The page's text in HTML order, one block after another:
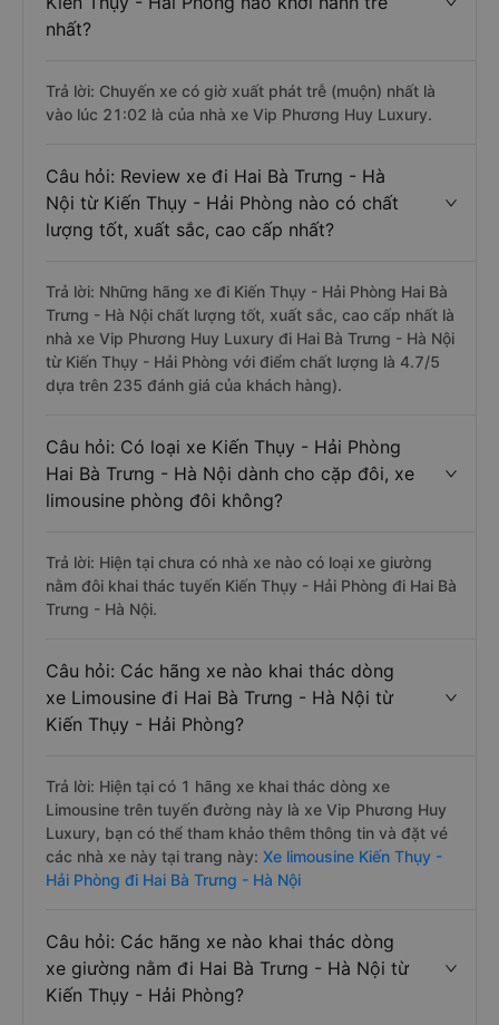
nhất?
Trả lời: Chuyến xe có giờ xuất phát trễ (muộn) nhất là
vào lúc 21:02 là của nhà xe Vip Phương Huy Luxury.
Câu hỏi: Review xe đi Hai Bà Trưng - Hà
Nội từ Kiến Thụy - Hải Phòng nào có chất
lượng tốt, xuất sắc, cao cấp nhất?
Trả lời: Những hãng xe đi Kiến Thụy - Hải Phòng Hai Bà
Trưng - Hà Nội chất lượng tốt, xuất sắc, cao cấp nhất là
nhà xe Vip Phương Huy Luxury đi Hai Bà Trưng - Hà Nội
từ Kiến Thụy - Hải Phòng với điểm chất lượng là 4.7/5
dựa trên 235 đánh giá của khách hàng).
Câu hỏi: Có loại xe Kiến Thụy - Hải Phòng
Hai Bà Trưng - Hà Nội dành cho cặp đôi, xe
limousine phòng đôi không?
Trả lời: Hiện tại chưa có nhà xe nào có loại xe giường
nằm đôi khai thác tuyến Kiến Thụy - Hải Phòng đi Hai Bà
Trưng - Hà Nội.
Câu hỏi: Các hãng xe nào khai thác dòng
xe Limousine đi Hai Bà Trưng - Hà Nội từ
Kiến Thụy - Hải Phòng?
Trả lời: Hiện tại có 1 hãng xe khai thác dòng xe
Limousine trên tuyến đường này là xe Vip Phương Huy
Luxury, bạn có thể tham khảo thêm thông tin và đặt vé
các nhà xe này tại trang này: Xe limousine Kiến Thụy -
Hải Phòng đi Hai Bà Trưng - Hà Nội
Câu hỏi: Các hãng xe nào khai thác dòng
xe giường nằm đi Hai Bà Trưng - Hà Nội từ
Kiến Thụy - Hải Phòng?